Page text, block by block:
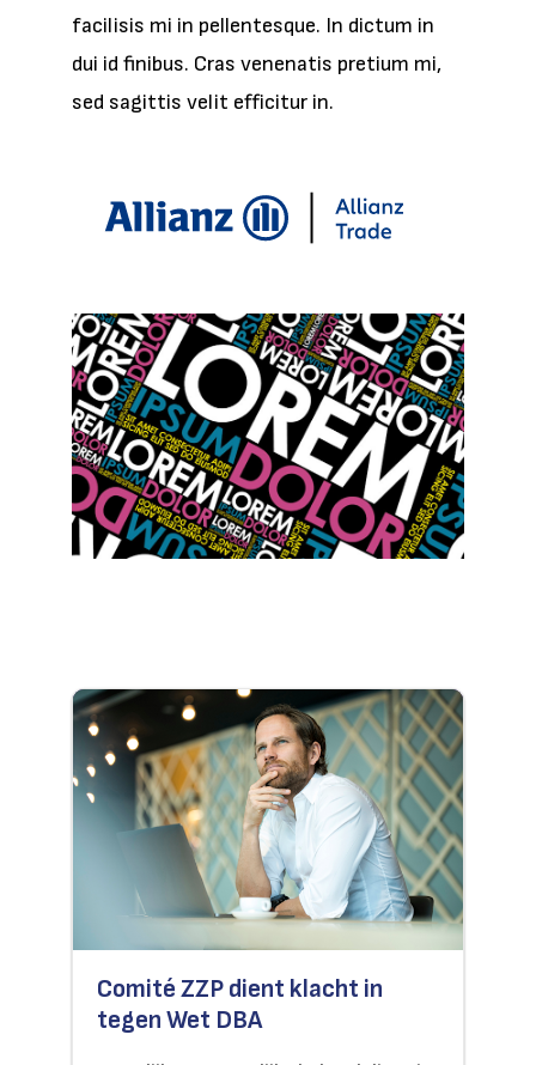
facilisis mi in pellentesque. In dictum in
dui id finibus. Cras venenatis pretium mi,
sed sagittis velit efficitur in.
Comité ZZP dient klacht in
tegen Wet DBA